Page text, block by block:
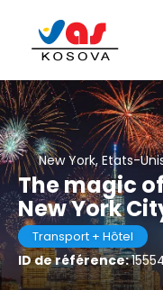
New York, Etats-
The magic
New York
Transport + Hôtel
ID de référence: